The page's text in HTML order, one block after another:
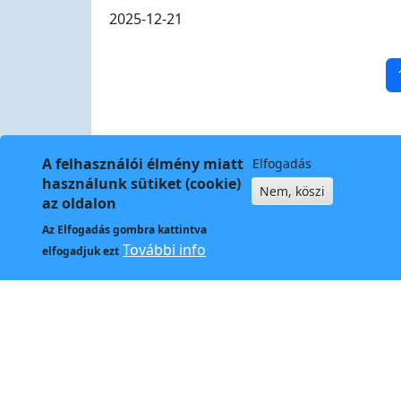
2025-12-21
A felhasználói élmény miatt
használunk sütiket (cookie)
az oldalon
Az Elfogadásgombra kattintva
elfogadjuk ezt További info
Elfogadás
Nem, köszi